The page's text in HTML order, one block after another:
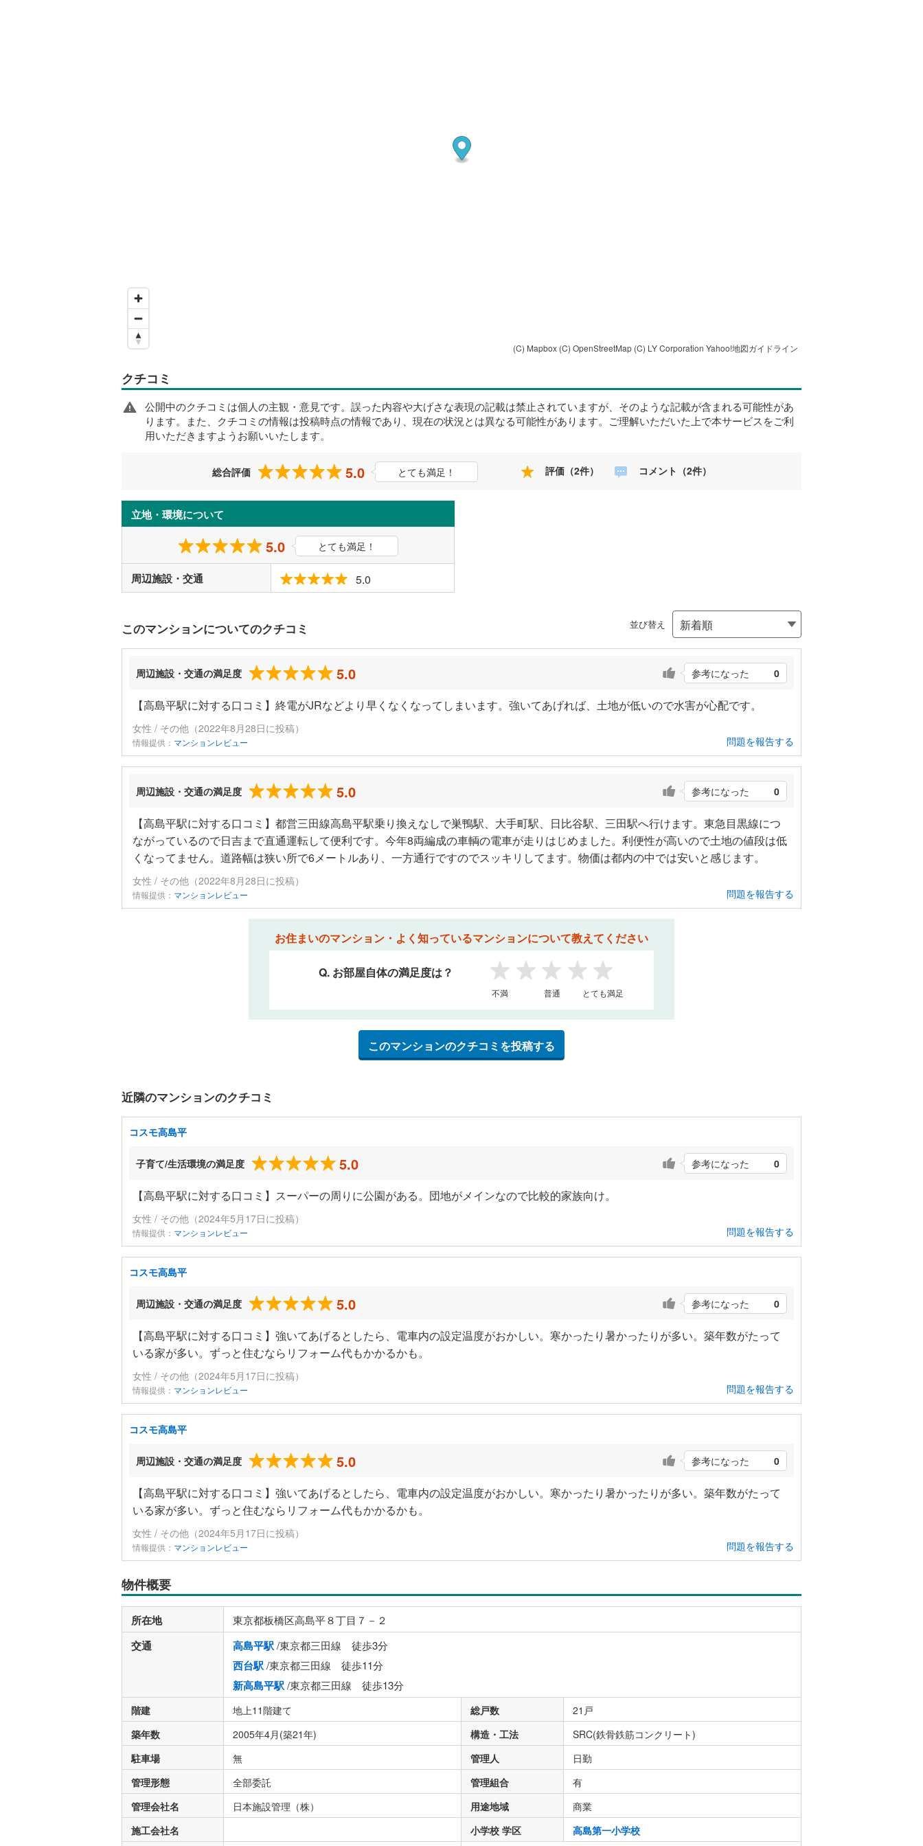
(C) Mapbox (C) OpenStreetMap (C) LY Corporation Yahoo!地図ガイドライン
クチコミ
公開中のクチコミは個人の主観・意見です。誤った内容や大げさな表現の記載は禁止されていますが、そのような記載が含まれる可能性があ
ります。また、クチコミの情報は投稿時点の情報であり、現在の状況とは異なる可能性があります。ご理解いただいた上で本サービスをご利
用いただきますようお願いいたします。
総合評価 5.0 とても満足！ 評価（2件） コメント（2件）
立地・環境について
5.0 とても満足！
周辺施設・交通 5.0
このマンションについてのクチコミ 並び替え
周辺施設・交通の満足度 5.0 参考になった 0
【高島平駅に対する口コミ】終電がJRなどより早くなくなってしまいます。強いてあげれば、土地が低いので水害が心配です。
女性 / その他（2022年8月28日に投稿）
情報提供： マンションレビュー 問題を報告する
周辺施設・交通の満足度 5.0 参考になった 0
【高島平駅に対する口コミ】都営三田線高島平駅乗り換えなしで巣鴨駅、大手町駅、日比谷駅、三田駅へ行けます。東急目黒線につ
ながっているので日吉まで直通運転して便利です。今年8両編成の車輌の電車が走りはじめました。利便性が高いので土地の値段は低
くなってません。道路幅は狭い所で6メートルあり、一方通行ですのでスッキリしてます。物価は都内の中では安いと感じます。
女性 / その他（2022年8月28日に投稿）
情報提供： マンションレビュー 問題を報告する
お住まいのマンション・よく知っているマンションについて教えてください
Q. お部屋自体の満足度は？
1 2 3 4 5
不満 普通 とても満足
このマンションのクチコミを投稿する
近隣のマンションのクチコミ
コスモ高島平
子育て/生活環境の満足度 5.0 参考になった 0
【高島平駅に対する口コミ】スーパーの周りに公園がある。団地がメインなので比較的家族向け。
女性 / その他（2024年5月17日に投稿）
情報提供： マンションレビュー 問題を報告する
コスモ高島平
周辺施設・交通の満足度 5.0 参考になった 0
【高島平駅に対する口コミ】強いてあげるとしたら、電車内の設定温度がおかしい。寒かったり暑かったりが多い。築年数がたって
いる家が多い。ずっと住むならリフォーム代もかかるかも。
女性 / その他（2024年5月17日に投稿）
情報提供： マンションレビュー 問題を報告する
コスモ高島平
周辺施設・交通の満足度 5.0 参考になった 0
【高島平駅に対する口コミ】強いてあげるとしたら、電車内の設定温度がおかしい。寒かったり暑かったりが多い。築年数がたって
いる家が多い。ずっと住むならリフォーム代もかかるかも。
女性 / その他（2024年5月17日に投稿）
情報提供： マンションレビュー 問題を報告する
物件概要
所在地 東京都板橋区高島平８丁目７－２
交通 高島平駅/東京都三田線 徒歩3分
西台駅/東京都三田線 徒歩11分
新高島平駅/東京都三田線 徒歩13分
階建 地上11階建て 総戸数
21戸
築年数
2005年4月(築21年) 構造・工法
SRC(鉄骨鉄筋コンクリート)
駐車場
無 管理人
日勤
管理形態
全部委託 管理組合
有
管理会社名
日本施設管理（株） 用途地域
商業
施工会社名
小学校 学区 高島第一小学校